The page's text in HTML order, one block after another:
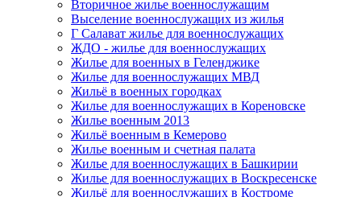
Вторичное жилье военнослужащим
Выселение военнослужащих из жилья
Г Салават жилье для военнослужащих
ЖДО - жилье для военнослужащих
Жилье для военных в Геленджике
Жилье для военнослужащих МВД
Жильё в военных городках
Жилье для военнослужащих в Кореновске
Жилье военным 2013
Жильё военным в Кемерово
Жилье военным и счетная палата
Жилье для военнослужащих в Башкирии
Жилье для военнослужащих в Воскресенске
Жильё для военнослужащих в Костроме